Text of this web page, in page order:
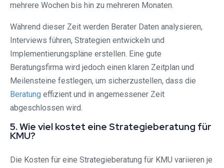
mehrere Wochen bis hin zu mehreren Monaten.
Während dieser Zeit werden Berater Daten analysieren,
Interviews führen, Strategien entwickeln und
Implementierungspläne erstellen. Eine gute
Beratungsfirma wird jedoch einen klaren Zeitplan und
Meilensteine ​​festlegen, um sicherzustellen, dass die
Beratung effizient und in angemessener Zeit
abgeschlossen wird.
5. Wie viel kostet eine Strategieberatung für
KMU?
Die Kosten für eine Strategieberatung für KMU variieren je